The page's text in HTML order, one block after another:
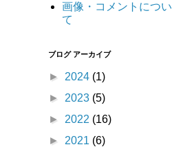
画像・コメントについ
て
ブログ アーカイブ
► 2024 (1)
► 2023 (5)
► 2022 (16)
► 2021 (6)